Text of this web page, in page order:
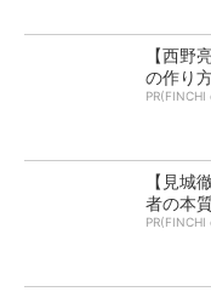
【西野
の作り
PR(FINCHI
【見城
者の本
PR(FINCHI